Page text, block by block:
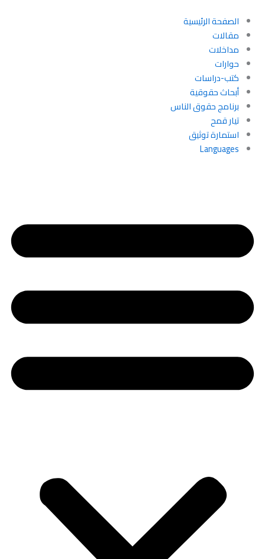
المحتوى
الصفحة الرئيسية
مقالات
مداخلات
حوارات
كتب-دراسات
أبحاث حقوقية
برنامج حقوق الناس
تيار قمح
استمارة توثيق
Languages